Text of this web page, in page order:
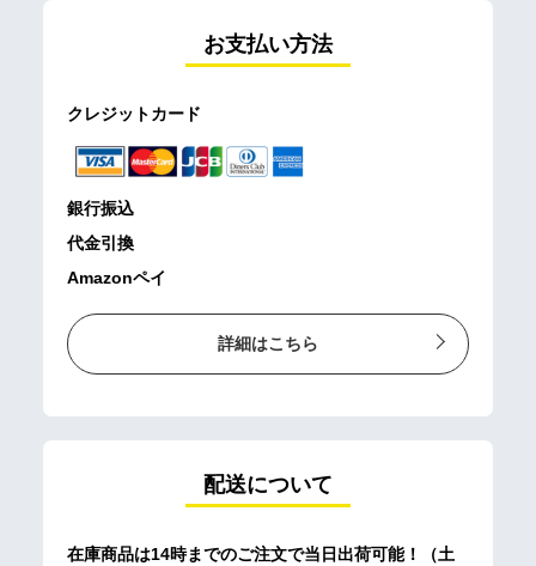
お支払い方法
クレジットカード
銀行振込
代金引換
Amazonペイ
詳細はこちら
配送について
在庫商品は14時までのご注文で当日出荷可能！（土